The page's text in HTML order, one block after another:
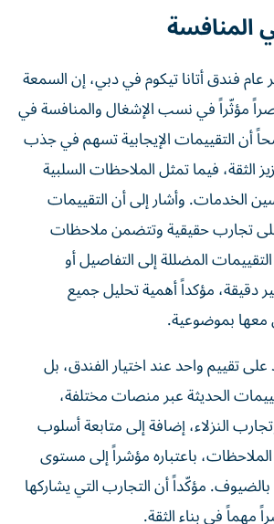
عام فندق أتانا تيكوم في دبي، إن السمعة
مؤثّراً في نسب الإشغال والمنافسة في
أن التقييمات الإيجابية تسهم في جذب
الثقة، فيما تمثل الملاحظات السلبية
الخدمات. وأشار إلى أن التقييمات
على تجارب حقيقية وتتضمن ملاحظات
المضللة إلى التفاصيل أو
مؤكداً أهمية تحليل جميع
معها بموضوعية.
تقييم واحد عند اختيار الفندق، بل
الحديثة عبر منصات مختلفة،
النزلاء، إضافة إلى متابعة أسلوب
باعتباره مؤشراً إلى مستوى
بالضيوف. مؤكّداً أن التجارب التي يشاركها
مهماً في بناء الثقة.